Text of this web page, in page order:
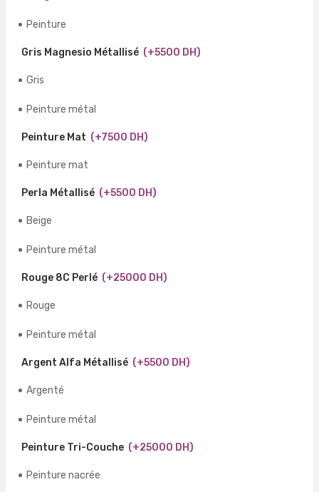
Peinture
Gris Magnesio Métallisé (+5500 DH)
Gris
Peinture métal
Peinture Mat (+7500 DH)
Peinture mat
Perla Métallisé (+5500 DH)
Beige
Peinture métal
Rouge 8C Perlé (+25000 DH)
Rouge
Peinture métal
Argent Alfa Métallisé (+5500 DH)
Argenté
Peinture métal
Peinture Tri-Couche (+25000 DH)
Peinture nacrée